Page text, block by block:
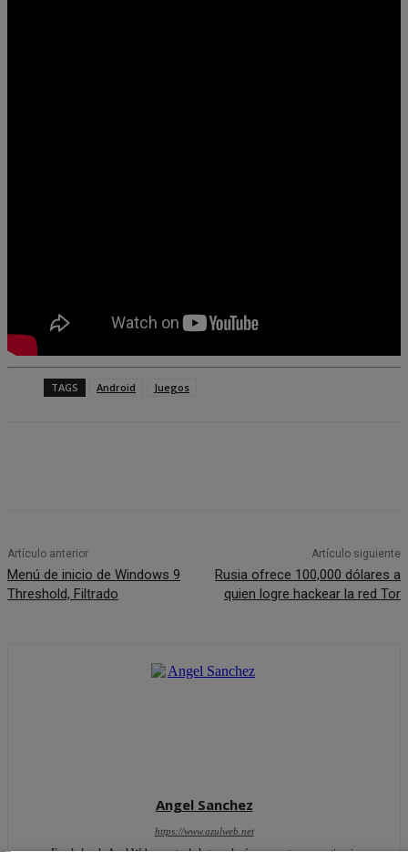
TAGS Android Juegos
Artículo anterior
Menú de inicio de Windows 9
Threshold, Filtrado
Artículo siguiente
Rusia ofrece 100,000 dólares a
quien logre hackear la red Tor
Angel Sanchez
https://www.azulweb.net